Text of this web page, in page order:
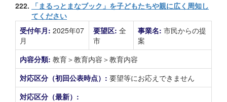
222.
「まるっとまなブック」を子どもたちや親に広く周知し
てください
受付年月: 2025年07
月
要望区: 全
市
事業名: 市民からの提
案
内容分類: 教育＞教育内容＞教育内容
対応区分（初回公表時点）: 要望等にお応えできません
対応区分（最新）: